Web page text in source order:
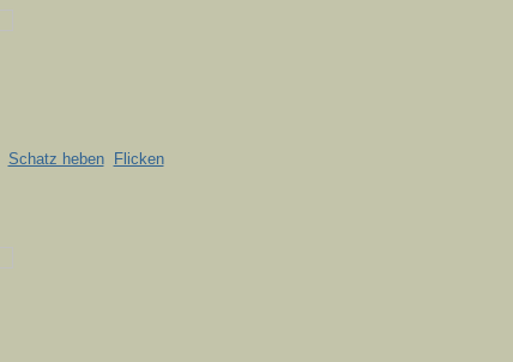
Schatz heben
Flicken